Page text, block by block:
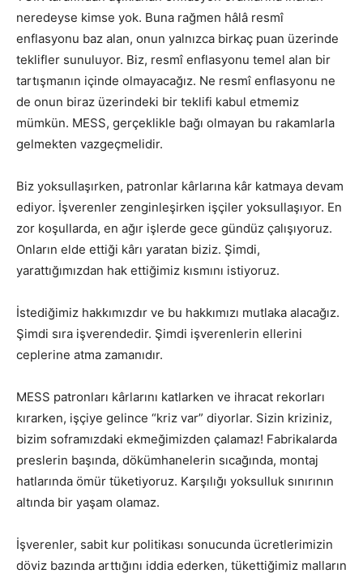
neredeyse kimse yok. Buna rağmen hâlâ resmî
enflasyonu baz alan, onun yalnızca birkaç puan üzerinde
teklifler sunuluyor. Biz, resmî enflasyonu temel alan bir
tartışmanın içinde olmayacağız. Ne resmî enflasyonu ne
de onun biraz üzerindeki bir teklifi kabul etmemiz
mümkün. MESS, gerçeklikle bağı olmayan bu rakamlarla
gelmekten vazgeçmelidir.
Biz yoksullaşırken, patronlar kârlarına kâr katmaya devam
ediyor. İşverenler zenginleşirken işçiler yoksullaşıyor. En
zor koşullarda, en ağır işlerde gece gündüz çalışıyoruz.
Onların elde ettiği kârı yaratan biziz. Şimdi,
yarattığımızdan hak ettiğimiz kısmını istiyoruz.
İstediğimiz hakkımızdır ve bu hakkımızı mutlaka alacağız.
Şimdi sıra işverendedir. Şimdi işverenlerin ellerini
ceplerine atma zamanıdır.
MESS patronları kârlarını katlarken ve ihracat rekorları
kırarken, işçiye gelince “kriz var” diyorlar. Sizin kriziniz,
bizim soframızdaki ekmeğimizden çalamaz! Fabrikalarda
preslerin başında, dökümhanelerin sıcağında, montaj
hatlarında ömür tüketiyoruz. Karşılığı yoksulluk sınırının
altında bir yaşam olamaz.
İşverenler, sabit kur politikası sonucunda ücretlerimizin
döviz bazında arttığını iddia ederken, tükettiğimiz malların